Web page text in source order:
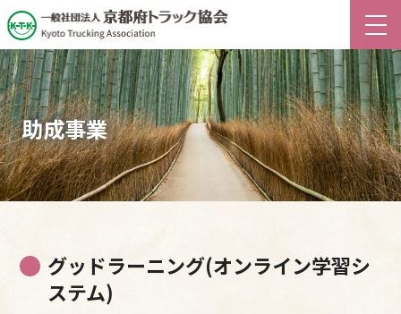
助成事業
グッドラーニング(オンライン学習シ
ステム)